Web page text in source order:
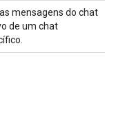
mensagens do chat
de um chat